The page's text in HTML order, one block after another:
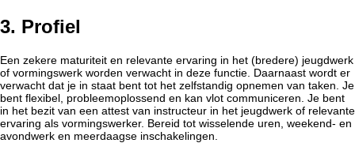
3. Profiel
Een zekere maturiteit en relevante ervaring in het (bredere) jeugdwerk
of vormingswerk worden verwacht in deze functie. Daarnaast wordt er
verwacht dat je in staat bent tot het zelfstandig opnemen van taken. Je
bent flexibel, probleemoplossend en kan vlot communiceren. Je bent
in het bezit van een attest van instructeur in het jeugdwerk of relevante
ervaring als vormingswerker. Bereid tot wisselende uren, weekend- en
avondwerk en meerdaagse inschakelingen.